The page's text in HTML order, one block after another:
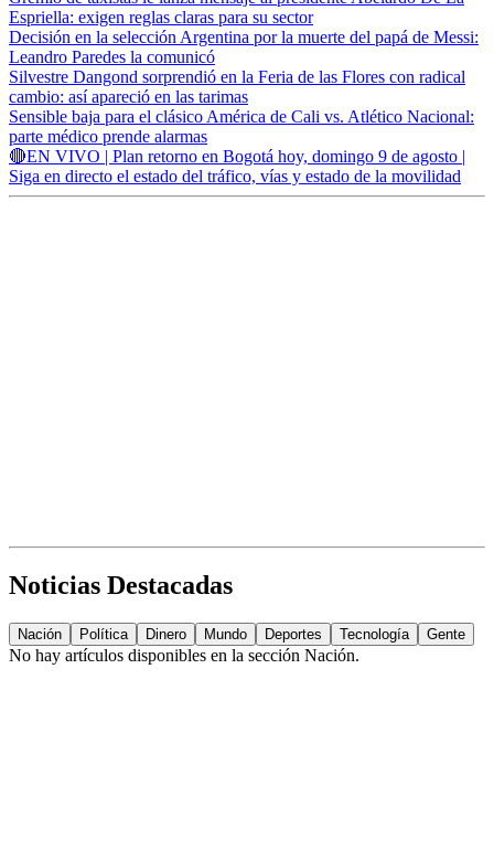
Espriella: exigen reglas claras para su sector
Decisión en la selección Argentina por la muerte del papá de Messi:
Leandro Paredes la comunicó
Silvestre Dangond sorprendió en la Feria de las Flores con radical
cambio: así apareció en las tarimas
Sensible baja para el clásico América de Cali vs. Atlético Nacional:
parte médico prende alarmas
🔴EN VIVO | Plan retorno en Bogotá hoy, domingo 9 de agosto |
Siga en directo el estado del tráfico, vías y estado de la movilidad
Noticias Destacadas
Nación Política Dinero Mundo Deportes Tecnología Gente
No hay artículos disponibles en la sección Nación.